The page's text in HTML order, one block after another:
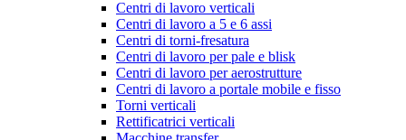
Centri di lavoro verticali
Centri di lavoro a 5 e 6 assi
Centri di torni-fresatura
Centri di lavoro per pale e blisk
Centri di lavoro per aerostrutture
Centri di lavoro a portale mobile e fisso
Torni verticali
Rettificatrici verticali